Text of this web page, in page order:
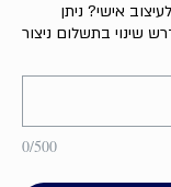
אישי? ניתן
שינוי בתשלום ניצור
0/500